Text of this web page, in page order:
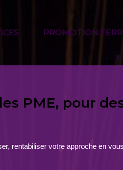
PROMOTION
PME, pour
rentabiliser votre approche en